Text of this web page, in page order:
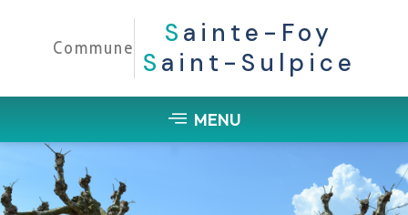
Commune S Ainte-Foy
S Aint-Sulpice
MENU